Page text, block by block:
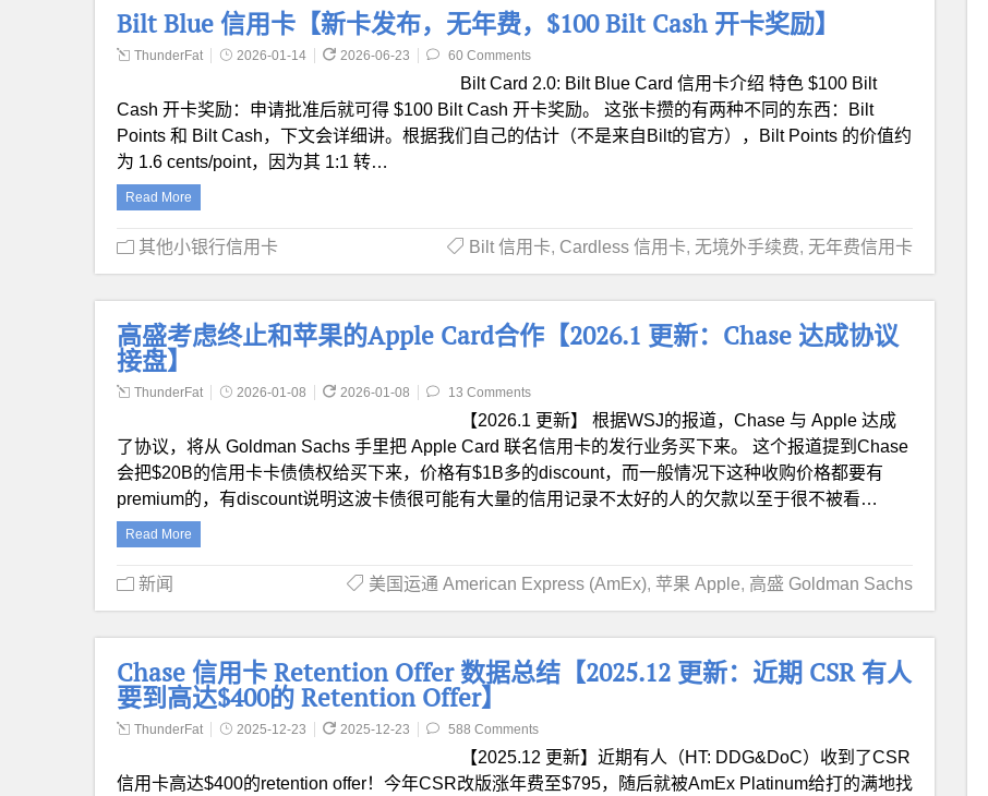
Bilt Blue 信用卡【新卡发布，无年费，$100 Bilt Cash 开卡奖励】
ThunderFat 2026-01-14 2026-06-23 60 Comments
Bilt Card 2.0: Bilt Blue Card 信用卡介绍 特色 $100 Bilt
Cash 开卡奖励：申请批准后就可得 $100 Bilt Cash 开卡奖励。 这张卡攒的有两种不同的东西：Bilt
Points 和 Bilt Cash，下文会详细讲。根据我们自己的估计（不是来自Bilt的官方），Bilt Points 的价值约
为 1.6 cents/point，因为其 1:1 转…
Read More
其他小银行信用卡 Bilt 信用卡, Cardless 信用卡, 无境外手续费, 无年费信用卡
高盛考虑终止和苹果的Apple Card合作【2026.1 更新：Chase 达成协议
接盘】
ThunderFat 2026-01-08 2026-01-08 13 Comments
【2026.1 更新】 根据WSJ的报道，Chase 与 Apple 达成
了协议，将从 Goldman Sachs 手里把 Apple Card 联名信用卡的发行业务买下来。 这个报道提到Chase
会把$20B的信用卡卡债债权给买下来，价格有$1B多的discount，而一般情况下这种收购价格都要有
premium的，有discount说明这波卡债很可能有大量的信用记录不太好的人的欠款以至于很不被看…
Read More
新闻 美国运通 American Express (AmEx), 苹果 Apple, 高盛 Goldman Sachs
Chase 信用卡 Retention Offer 数据总结【2025.12 更新：近期 CSR 有人
要到高达$400的 Retention Offer】
ThunderFat 2025-12-23 2025-12-23 588 Comments
【2025.12 更新】近期有人（HT: DDG&DoC）收到了CSR
信用卡高达$400的retention offer！今年CSR改版涨年费至$795，随后就被AmEx Platinum给打的满地找